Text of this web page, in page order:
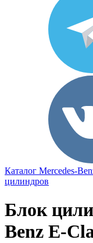
Каталог Mercedes-
цилиндров
Блок
Benz E-